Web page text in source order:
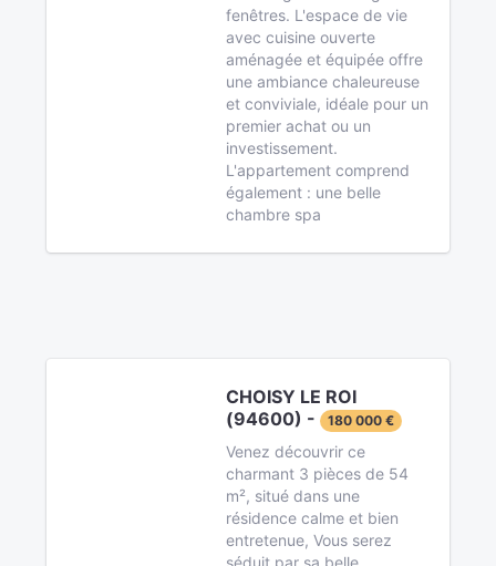
fenêtres. L'espace de vie
avec cuisine ouverte
aménagée et équipée offre
une ambiance chaleureuse
et conviviale, idéale pour un
premier achat ou un
investissement.
L'appartement comprend
également : une belle
chambre spa
CHOISY LE ROI
(94600) -
180 000 €
Venez découvrir ce
charmant 3 pièces de 54
m², situé dans une
résidence calme et bien
entretenue, Vous serez
séduit par sa belle